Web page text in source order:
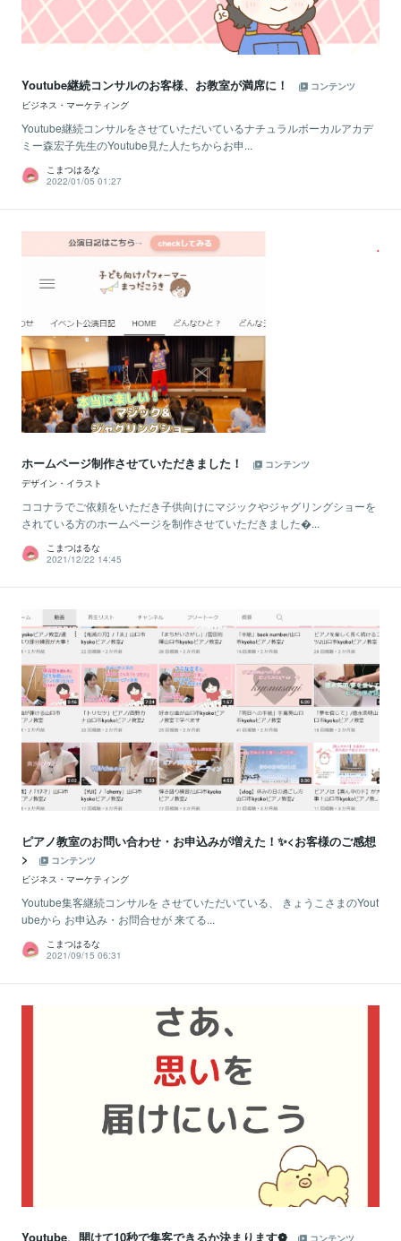
Youtube継続コンサルのお客様、お教室が満席に！
コンテンツ
ビジネス・マーケティング
Youtube継続コンサルをさせていただいているナチュラルボーカルアカデ
ミー森宏子先生のYoutube見た人たちからお申...
こまつはるな
2022/01/05 01:27
ホームページ制作させていただきました！
コンテンツ
デザイン・イラスト
ココナラでご依頼をいただき子供向けにマジックやジャグリングショーを
されている方のホームページを制作させていただきました...
こまつはるな
2021/12/22 14:45
ピアノ教室のお問い合わせ・お申込みが増えた！✨<お客様のご感想
>
コンテンツ
ビジネス・マーケティング
Youtube集客継続コンサルを させていただいている、 きょうこさまのYout
ubeから お申込み・お問合せが 来てる...
こまつはるな
2021/09/15 06:31
Youtube、開けて10秒で集客できるか決まります❁ コンテンツ